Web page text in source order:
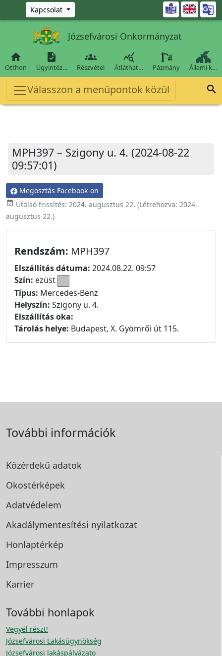
Ugrás a fő tartalomra
Kapcsolat 
Józsefvárosi Önkormányzat

Otthon

Ügyintéz…

Részvétel

Átláthat… Pázmány Állami k…
Válasszon a menüpontok közül 
MPH397 – Szigony u. 4. (2024-08-22
09:57:01)
Megosztás Facebook-on
event_available Utolsó frissítés: 2024. augusztus 22. (Létrehozva: 2024.
augusztus 22.)
Rendszám: MPH397
Elszállítás dátuma: 2024.08.22. 09:57
Szín: ezüst
Típus: Mercedes-Benz
Helyszín: Szigony u. 4.
Elszállítás oka:
Tárolás helye: Budapest, X. Gyömrői út 115.
További információk
Közérdekű adatok
Okostérképek
Adatvédelem
Akadálymentesítési nyilatkozat
Honlaptérkép
Impresszum
Karrier
További honlapok
Vegyél részt!
Józsefvárosi Lakásügynökség
Józsefvárosi lakáspályázato